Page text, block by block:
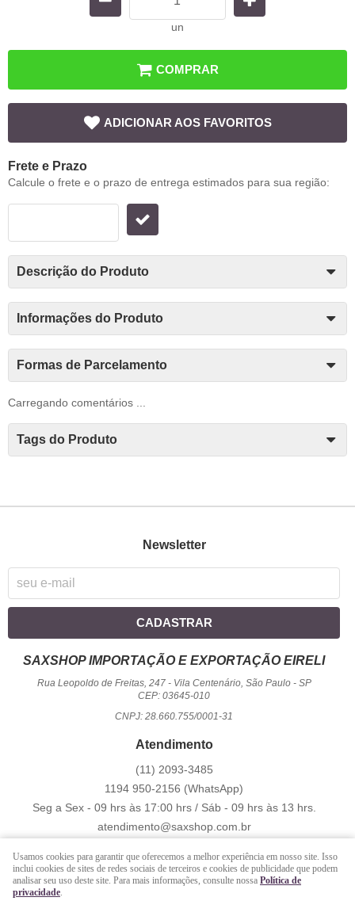
un
COMPRAR
ADICIONAR AOS FAVORITOS
Frete e Prazo
Calcule o frete e o prazo de entrega estimados para sua região:
Descrição do Produto
Informações do Produto
Formas de Parcelamento
Carregando comentários ...
Tags do Produto
Newsletter
CADASTRAR
SAXSHOP IMPORTAÇÃO E EXPORTAÇÃO EIRELI
Rua Leopoldo de Freitas, 247- Vila Centenário, São Paulo- SP
CEP: 03645-010
CNPJ: 28.660.755/0001-31
Atendimento
(11) 2093-3485
1194 950-2156 (WhatsApp)
Seg a Sex - 09 hrs às 17:00 hrs / Sáb - 09 hrs às 13 hrs.
atendimento@saxshop.com.br
LOJA VIRTUAL CRIADA POR
Usamos cookies para garantir que oferecemos a melhor experiência em nosso site. Isso
inclui cookies de sites de redes sociais de terceiros e cookies de publicidade que podem
analisar seu uso deste site. Para mais informações, consulte nossa Política de
privacidade.